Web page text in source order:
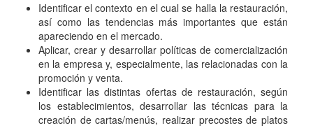
Identificar el contexto en el cual se halla la restauración,
así como las tendencias más importantes que están
apareciendo en el mercado.
Aplicar, crear y desarrollar políticas de comercialización
en la empresa y, especialmente, las relacionadas con la
promoción y venta.
Identificar las distintas ofertas de restauración, según
los establecimientos, desarrollar las técnicas para la
creación de cartas/menús, realizar precostes de platos